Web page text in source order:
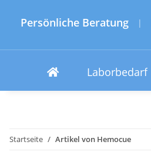
Persönliche Beratung |
Laborbedarf
Startseite Artikel von Hemocue